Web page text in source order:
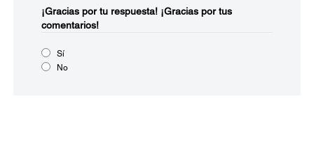
¡Gracias por tu respuesta! ¡Gracias por tus
comentarios!
Sí
No